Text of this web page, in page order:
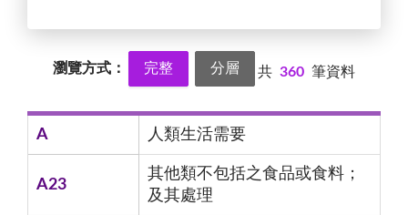
瀏覽方式： 完整 分層 共 360 筆資料
A 人類生活需要
A23
其他類不包括之食品或食料；
及其處理